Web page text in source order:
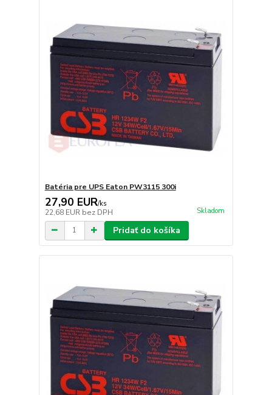
Batéria pre UPS Eaton PW3115 300i
27,90 EUR/ks
22,68 EUR bez DPH Skladom
Pridať do košíka